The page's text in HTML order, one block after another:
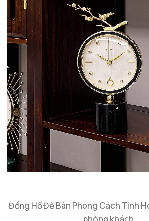
Đồng Hồ Để Bàn Phong Cách Tinh